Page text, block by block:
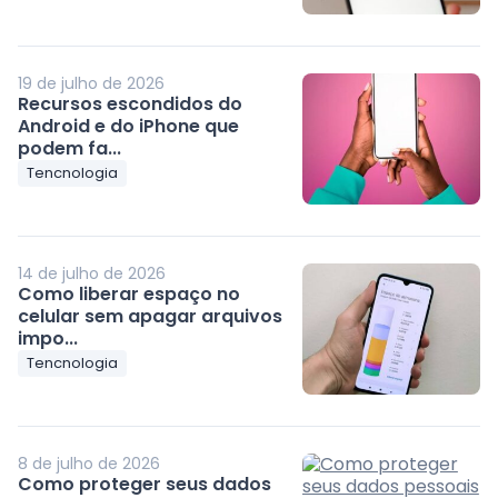
19 de julho de 2026
Recursos escondidos do
Android e do iPhone que
podem fa...
Tencnologia
14 de julho de 2026
Como liberar espaço no
celular sem apagar arquivos
impo...
Tencnologia
8 de julho de 2026
Como proteger seus dados